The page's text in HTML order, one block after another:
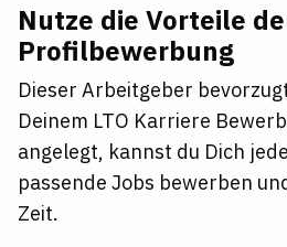
Nutze die Vorteile
Profilbewerbung
Dieser Arbeitgeber
Deinem LTO Karriere
angelegt, kannst du Dich
passende Jobs bewerben
Zeit.